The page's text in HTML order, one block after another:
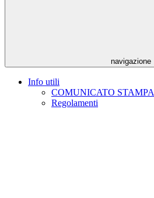
navigazione
Info utili
COMUNICATO STAMPA
Regolamenti